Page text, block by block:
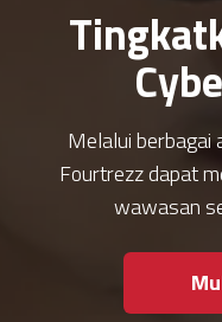
Melalui berbagai
Fourtrezz dapat
wawasan